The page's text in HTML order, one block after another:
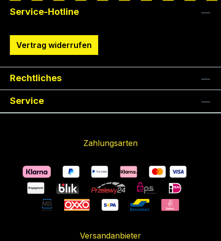
Service-Hotline
Vertrag widerrufen
Rechtliches
Service
Zahlungsarten
Versandanbieter